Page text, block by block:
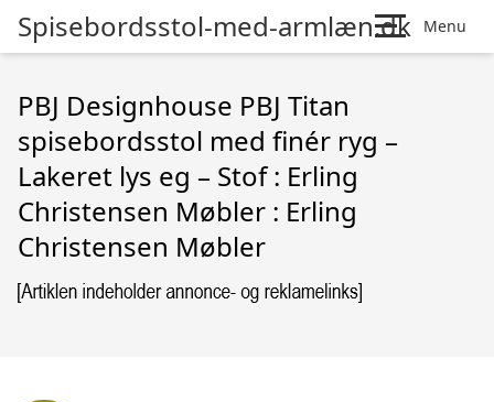
Spisebordsstol-med-armlæn.dk Menu
PBJ Designhouse PBJ Titan
spisebordsstol med finér ryg –
Lakeret lys eg – Stof : Erling
Christensen Møbler : Erling
Christensen Møbler